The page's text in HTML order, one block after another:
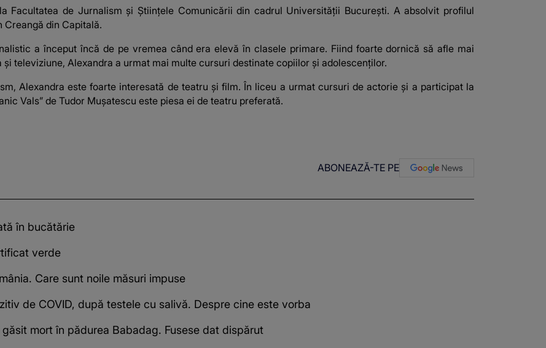
Facultatea de Jurnalism și Științele Comunicării din cadrul Universității București. A absolvit profilul
din Capitală.
a început încă de pe vremea când era elevă în clasele primare. Fiind foarte dornică să afle mai
televiziune, Alexandra a urmat mai multe cursuri destinate copiilor și adolescenților.
Alexandra este foarte interesată de teatru și film. În liceu a urmat cursuri de actorie și a participat la
Vals” de Tudor Mușatescu este piesa ei de teatru preferată.
ABONEAZĂ-TE PE
în bucătărie
verde
Care sunt noile măsuri impuse
de COVID, după testele cu salivă. Despre cine este vorba
mort în pădurea Babadag. Fusese dat dispărut